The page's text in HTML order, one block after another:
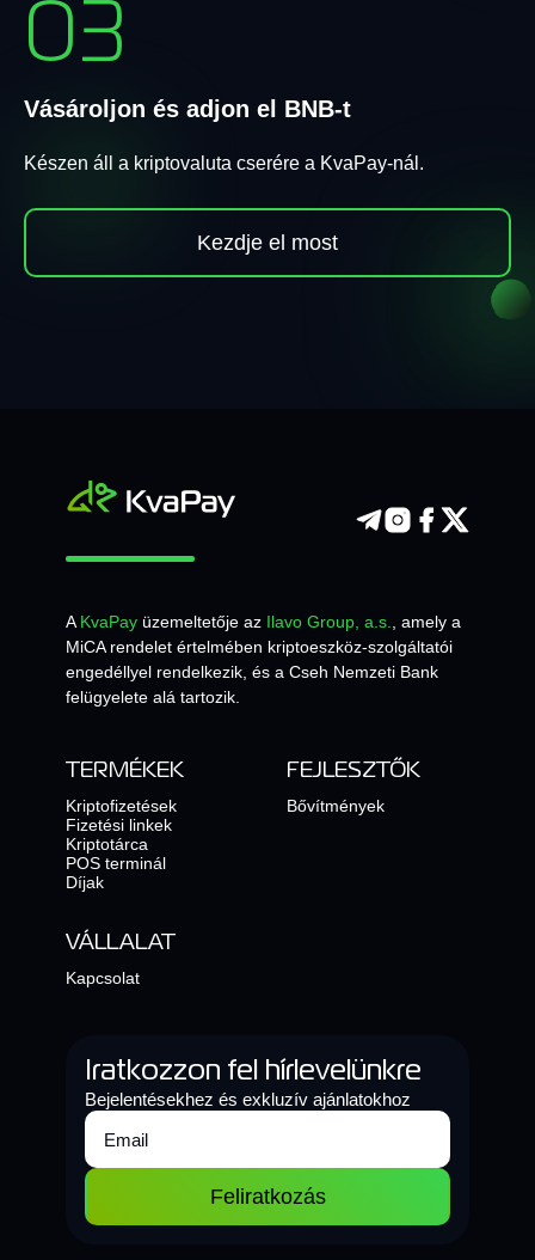
03
Vásároljon és adjon el BNB-t
Készen áll a kriptovaluta cserére a KvaPay-nál.
Kezdje el most
AKvaPay üzemeltetője az Ilavo Group, a.s., amely a
MiCA rendelet értelmében kriptoeszköz-szolgáltatói
engedéllyel rendelkezik, és a Cseh Nemzeti Bank
felügyelete alá tartozik.
TERMÉKEK
Kriptofizetések
Fizetési linkek
Kriptotárca
POS terminál
Díjak
FEJLESZTŐK
Bővítmények
VÁLLALAT
Kapcsolat
Iratkozzon fel hírlevelünkre
Bejelentésekhez és exkluzív ajánlatokhoz
Feliratkozás